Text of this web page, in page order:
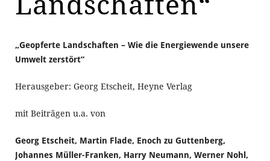
„Geopferte Landschaften – Wie die Energiewende unsere
Umwelt zerstört“
Herausgeber: Georg Etscheit, Heyne Verlag
mit Beiträgen u.a. von
Georg Etscheit, Martin Flade, Enoch zu Guttenberg,
Johannes Müller-Franken, Harry Neumann, Werner Nohl,